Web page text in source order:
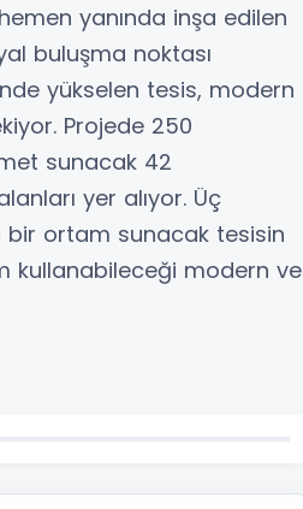
yanında inşa edilen
buluşma noktası
yükselen tesis, modern
Projede 250
sunacak 42
yer alıyor. Üç
bir ortam sunacak tesisin
kullanabileceği modern ve